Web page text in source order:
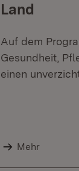
Land
Auf dem
Gesundheit,
einen
Mehr